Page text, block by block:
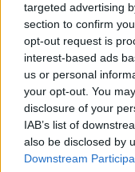
targeted advertising
section to confirm
opt-out request is
interest-based ads
us or personal
your opt-out. You
disclosure of your
IAB’s list of
also be disclosed by
Downstream